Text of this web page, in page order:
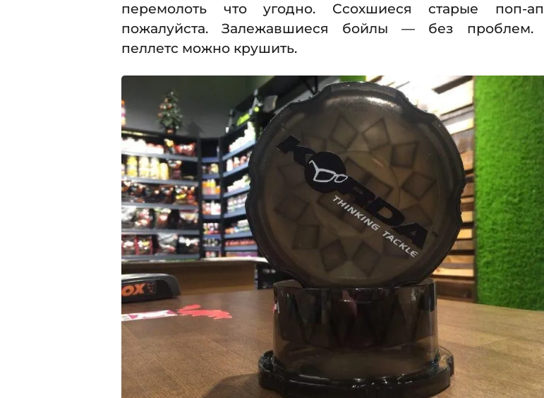
перемолоть что угодно. Ссохшиеся старые поп-
пожалуйста. Залежавшиеся бойлы — без проблем.
пеллетс можно крушить.